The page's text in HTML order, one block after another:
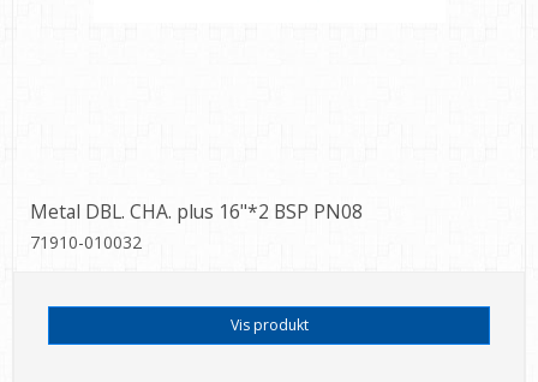
Metal DBL. CHA. plus 16"*2 BSP PN08
71910-010032
Vis produkt